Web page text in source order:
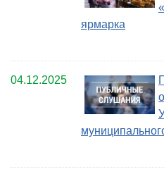
ярмарка
04.12.2025